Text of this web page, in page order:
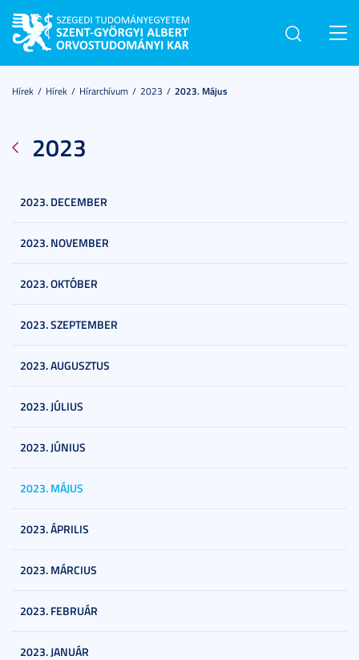
Hírek Hírek Hírarchívum 2023 2023. Május
2023
2023. DECEMBER
2023. NOVEMBER
2023. OKTÓBER
2023. SZEPTEMBER
2023. AUGUSZTUS
2023. JÚLIUS
2023. JÚNIUS
2023. MÁJUS
2023. ÁPRILIS
2023. MÁRCIUS
2023. FEBRUÁR
2023. JANUÁR